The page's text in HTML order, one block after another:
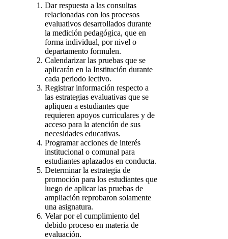
Dar respuesta a las consultas
relacionadas con los procesos
evaluativos desarrollados durante
la medición pedagógica, que en
forma individual, por nivel o
departamento formulen.
Calendarizar las pruebas que se
aplicarán en la Institución durante
cada periodo lectivo.
Registrar información respecto a
las estrategias evaluativas que se
apliquen a estudiantes que
requieren apoyos curriculares y de
acceso para la atención de sus
necesidades educativas.
Programar acciones de interés
institucional o comunal para
estudiantes aplazados en conducta.
Determinar la estrategia de
promoción para los estudiantes que
luego de aplicar las pruebas de
ampliación reprobaron solamente
una asignatura.
Velar por el cumplimiento del
debido proceso en materia de
evaluación.